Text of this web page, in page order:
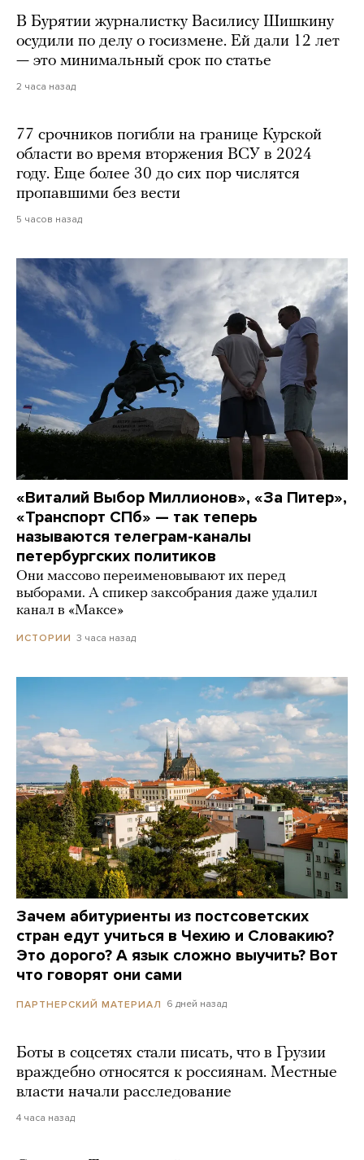
В Бурятии журналистку Василису Шишкину
осудили по делу о госизмене. Ей дали 12 лет
— это минимальный срок по статье
2 часа назад
77 срочников погибли на границе Курской
области во время вторжения ВСУ в 2024
году. Еще более 30 до сих пор числятся
пропавшими без вести
5 часов назад
«Виталий Выбор Миллионов», «За Питер»,
«Транспорт СПб» — так теперь
называются телеграм-каналы
петербургских политиков
Они массово переименовывают их перед
выборами. А спикер заксобрания даже удалил
канал в «Максе»
ИСТОРИИ 3 часа назад
Зачем абитуриенты из постсоветских
стран едут учиться в Чехию и Словакию?
Это дорого? А язык сложно выучить? Вот
что говорят они сами
ПАРТНЕРСКИЙ МАТЕРИАЛ 6 дней назад
Боты в соцсетях стали писать, что в Грузии
враждебно относятся к россиянам. Местные
власти начали расследование
4 часа назад